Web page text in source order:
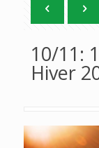
10/11:
Hiver